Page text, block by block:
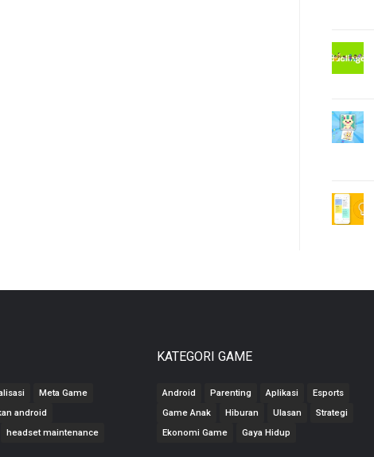
Meta Game
android
headset maintenance
KATEGORI GAME
Android Parenting Aplikasi
Esports
Game Anak
Hiburan Ulasan
Strategi
Ekonomi Game
Gaya Hidup